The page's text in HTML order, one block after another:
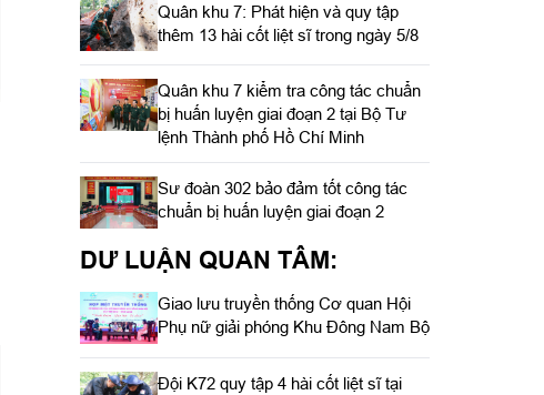
Quân khu 7: Phát hiện và quy tập
thêm 13 hài cốt liệt sĩ trong ngày 5/8
Quân khu 7 kiểm tra công tác chuẩn
bị huấn luyện giai đoạn 2 tại Bộ Tư
lệnh Thành phố Hồ Chí Minh
Sư đoàn 302 bảo đảm tốt công tác
chuẩn bị huấn luyện giai đoạn 2
DƯ LUẬN QUAN TÂM:
Giao lưu truyền thống Cơ quan Hội
Phụ nữ giải phóng Khu Đông Nam Bộ
Đội K72 quy tập 4 hài cốt liệt sĩ tại